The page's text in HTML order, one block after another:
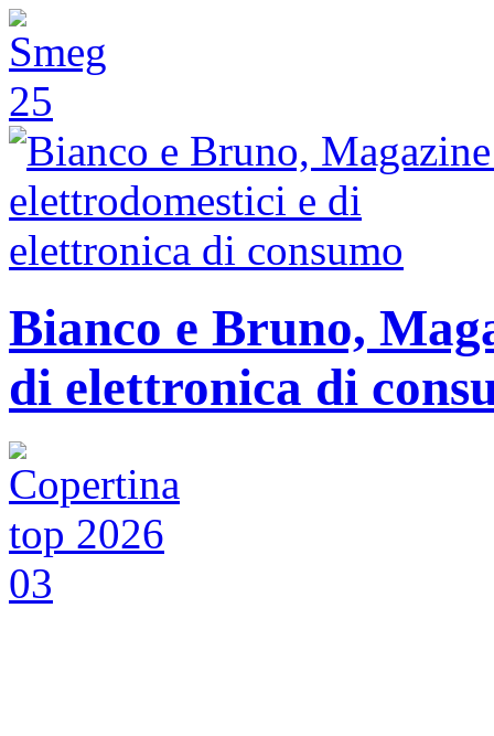
Bianco e Bruno,
di elettronica di